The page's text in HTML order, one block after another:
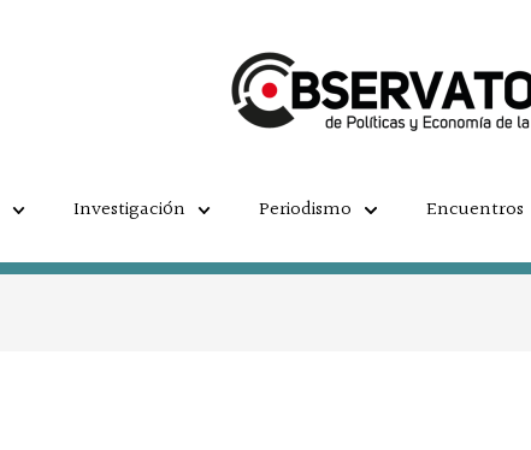
Investigación Periodismo Encuentros